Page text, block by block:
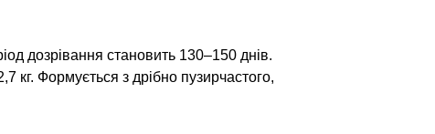
дозрівання становить 130–150 днів.
кг. Формується з дрібно пузирчастого,